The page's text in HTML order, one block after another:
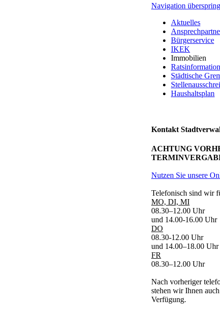
Navigation
Aktuelles
Bürgerservice
IKEK
Immobilien
Städtische
Haushaltsplan
Kontakt
ACHTUNG
Nutzen Sie unsere
Telefonisch sind wir
MO, DI, MI
08.30–12.00 Uhr
und 14.00-16.00 Uhr
DO
08.30-12.00 Uhr
und 14.00–18.00 Uhr
FR
08.30–12.00 Uhr
Nach vorheriger
stehen wir Ihnen
Verfügung.